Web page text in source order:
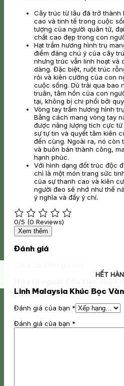
Cây trúc từ lâu đã trở thành
cao và tinh tế trong cuộc
tượng của người quân tử,
chất cao đẹp trong con
Hạt trầm hương hình trụ
điểm đáng chú ý của cây
nhưng trúc vẫn linh hoạt và
dàng. Đặc biệt, ruột trúc
rỏi và kiên cường của con
cuộc sống. Dù trải qua bao
truân, tâm hồn của con
tại, không bị chi phối bởi
Vòng tay trầm hương hình
Bằng cách mang vòng tay
được năng lượng tích cực từ
sự tự tin và quyết tâm kiên
đến cùng. Ngoài ra, nó còn
và buôn bán thành công,
hạnh phúc.
Với hình dạng đốt trúc độc
chỉ là một món trang sức
của sự thanh cao và kiên
người đeo sẽ nhớ như thế
ý nghĩa và đầy ý chí.
0/5 (0 Reviews)
Xem thêm
Đánh giá
Linh Malaysia Khúc Bọc
Đánh giá của bạn *
Đánh giá của bạn *
HẾT
HẾT